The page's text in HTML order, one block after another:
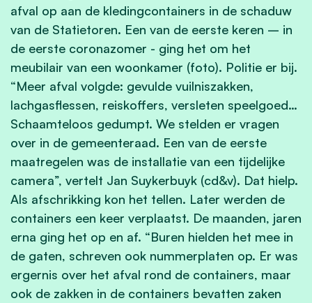
afval op aan de kledingcontainers in de schaduw
van de Statietoren. Een van de eerste keren – in
de eerste coronazomer - ging het om het
meubilair van een woonkamer (foto). Politie er bij.
“Meer afval volgde: gevulde vuilniszakken,
lachgasflessen, reiskoffers, versleten speelgoed…
Schaamteloos gedumpt. We stelden er vragen
over in de gemeenteraad. Een van de eerste
maatregelen was de installatie van een tijdelijke
camera”, vertelt Jan Suykerbuyk (cd&v). Dat hielp.
Als afschrikking kon het tellen. Later werden de
containers een keer verplaatst. De maanden, jaren
erna ging het op en af. “Buren hielden het mee in
de gaten, schreven ook nummerplaten op. Er was
ergernis over het afval rond de containers, maar
ook de zakken in de containers bevatten zaken